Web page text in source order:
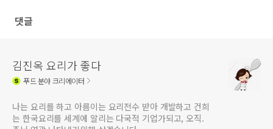
댓글
김진옥 요리가 좋다
푸드분야 크리에이터
나는 요리를 하고 아름이는 요리전수 받아 개발하고 건희
는 한국요리를 세계에 알리는 다국적 기업가되고, 오직.